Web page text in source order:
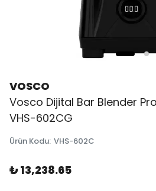
VOSCO
Vosco Dijital Bar Blender
VHS-602CG
Ürün Kodu: VHS-602C
₺ 13,238.65